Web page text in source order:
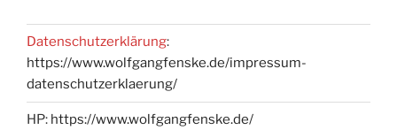
Datenschutzerklärung:
https://www.wolfgangfenske.de/impressum-
datenschutzerklaerung/
HP: https://www.wolfgangfenske.de/